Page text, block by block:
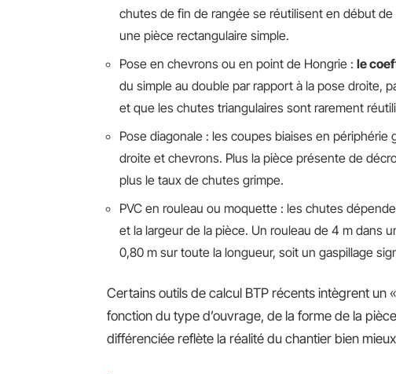
chutes de fin de rangée se réutilisent en début
une pièce rectangulaire simple.
Pose en chevrons ou en point de Hongrie : le
du simple au double par rapport à la pose droite,
et que les chutes triangulaires sont rarement
Pose diagonale : les coupes biaises en
droite et chevrons. Plus la pièce présente de
plus le taux de chutes grimpe.
PVC en rouleau ou moquette : les chutes
et la largeur de la pièce. Un rouleau de 4 m dans
0,80 m sur toute la longueur, soit un gaspillage
Certains outils de calcul BTP récents intègrent un
fonction du type d’ouvrage, de la forme de la
différenciée reflète la réalité du chantier bien